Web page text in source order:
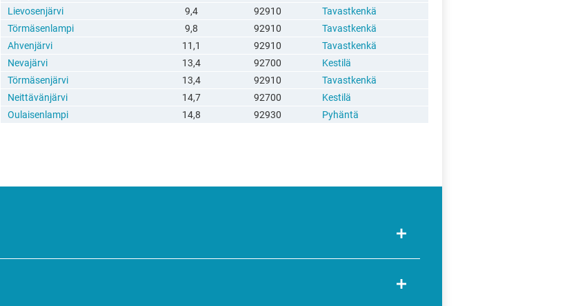
Lievosenjärvi
9,4 92910
Tavastkenkä
Törmäsenlampi
9,8 92910
Tavastkenkä
Ahvenjärvi
11,1 92910
Tavastkenkä
Nevajärvi
13,4 92700
Kestilä
Törmäsenjärvi
13,4 92910
Tavastkenkä
Neittävänjärvi
14,7 92700
Kestilä
Oulaisenlampi
14,8 92930 Pyhäntä